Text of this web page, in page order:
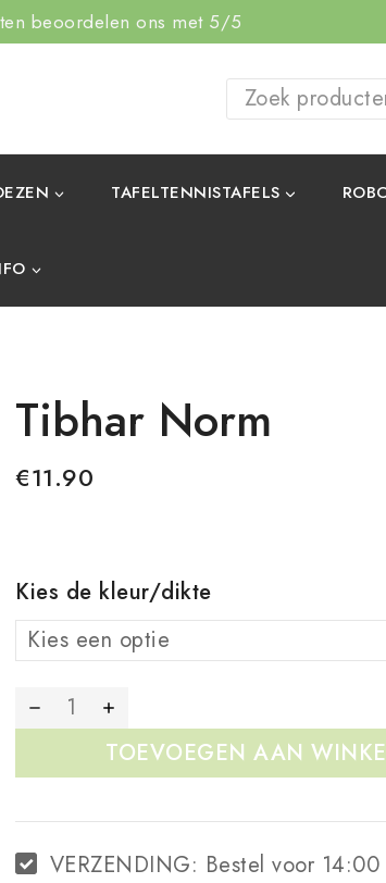
beoordelen ons met 5/5
TAFELTENNISTAFELS
Tibhar Norm
€11.90
Kies de kleur/dikte
TOEVOEGEN AAN
VERZENDING: Bestel voor 14:00